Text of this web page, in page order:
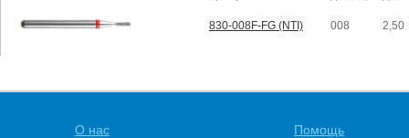
830-008F-FG (NTI) 008 2,50
О нас Помощь